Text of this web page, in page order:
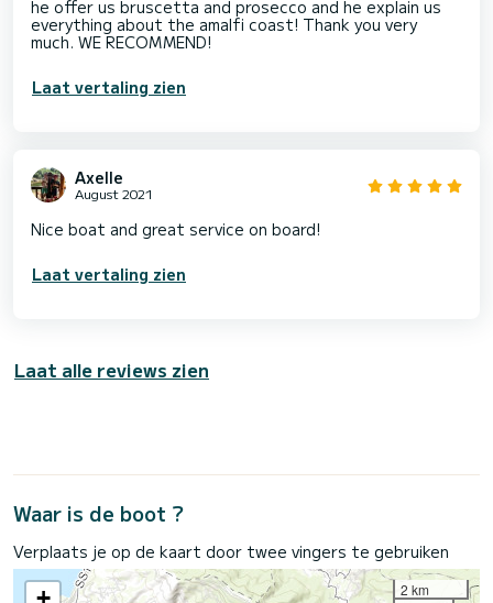
he offer us bruscetta and prosecco and he explain us
everything about the amalfi coast! Thank you very
much. WE RECOMMEND!
Laat vertaling zien
Axelle
August 2021
Nice boat and great service on board!
Laat vertaling zien
Laat alle reviews zien
Waar is de boot ?
Verplaats je op de kaart door twee vingers te gebruiken
2 km